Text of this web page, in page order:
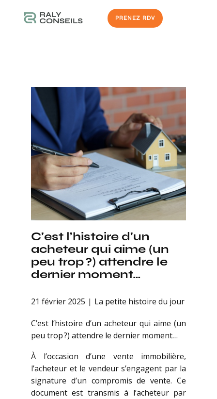
PRENEZ RDV
C’est l’histoire d’un
acheteur qui aime (un
peu trop ?) attendre le
dernier moment…
21 février 2025 La petite histoire du jour
C’est l’histoire d’un acheteur qui aime (un
peu trop ?) attendre le dernier moment…
À l’occasion d’une vente immobilière,
l’acheteur et le vendeur s’engagent par la
signature d’un compromis de vente. Ce
document est transmis à l’acheteur par